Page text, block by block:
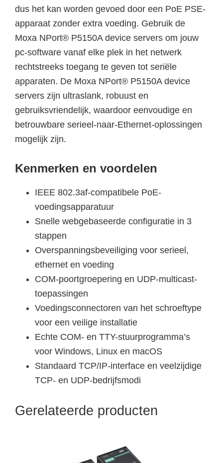
dus het kan worden gevoed door een PoE PSE-
apparaat zonder extra voeding. Gebruik de
Moxa NPort® P5150A device servers om jouw
pc-software vanaf elke plek in het netwerk
rechtstreeks toegang te geven tot seriële
apparaten. De Moxa NPort® P5150A device
servers zijn ultraslank, robuust en
gebruiksvriendelijk, waardoor eenvoudige en
betrouwbare serieel-naar-Ethernet-oplossingen
mogelijk zijn.
Kenmerken en voordelen
IEEE 802.3af-compatibele PoE-
voedingsapparatuur
Snelle webgebaseerde configuratie in 3
stappen
Overspanningsbeveiliging voor serieel,
ethernet en voeding
COM-poortgroepering en UDP-multicast-
toepassingen
Voedingsconnectoren van het schroeftype
voor een veilige installatie
Echte COM- en TTY-stuurprogramma’s
voor Windows, Linux en macOS
Standaard TCP/IP-interface en veelzijdige
TCP- en UDP-bedrijfsmodi
Gerelateerde producten